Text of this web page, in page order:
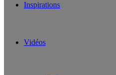
Inspirations
Vidéos